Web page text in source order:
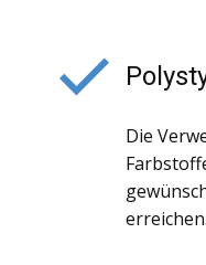
Die
erreichen.